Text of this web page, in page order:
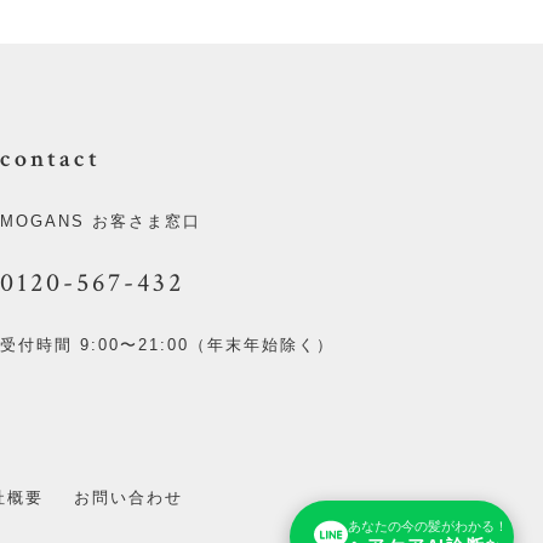
あなたの今の髪がわかる！
contact
MOGANS お客さま窓口
0120-567-432
受付時間 9:00〜21:00（年末年始除く）
概要 お問い合わせ